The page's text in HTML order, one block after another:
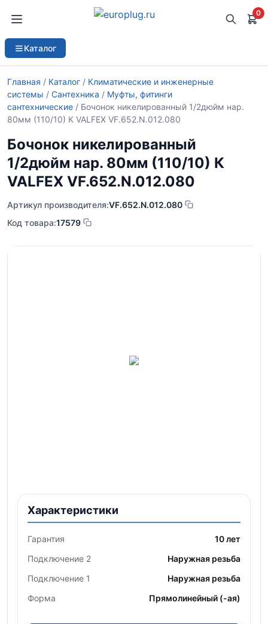
0
Каталог
Главная / Каталог / Климатические и инженерные
системы / Сантехника / Муфты, фитинги
сантехнические / Бочонок никелированный 1/2дюйм нар.
80мм (110/10) К VALFEX VF.652.N.012.080
Бочонок никелированный
1/2дюйм нар. 80мм (110/10) К
VALFEX VF.652.N.012.080
Артикул производителя:VF.652.N.012.080
Код товара:17579
Характеристики
Гарантия
10 лет
Подключение 2
Наружная резьба
Подключение 1
Наружная резьба
Форма
Прямолинейный (-ая)